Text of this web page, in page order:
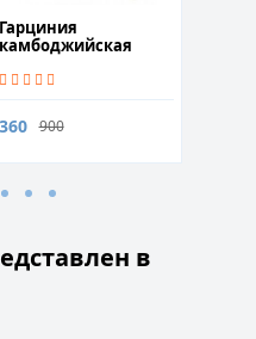
Гарциния
камбоджийская
кислота 60% ) 50
грамм
360 900
в